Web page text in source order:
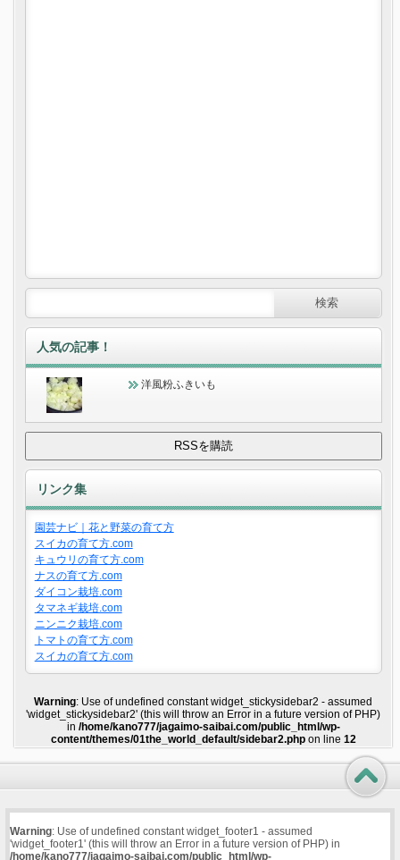
人気の記事！
洋風粉ふきいも
リンク集
園芸ナビ｜花と野菜の育て方
スイカの育て方.com
キュウリの育て方.com
ナスの育て方.com
ダイコン栽培.com
タマネギ栽培.com
ニンニク栽培.com
トマトの育て方.com
スイカの育て方.com
Warning: Use of undefined constant widget_stickysidebar2 - assumed
'widget_stickysidebar2' (this will throw an Error in a future version of PHP)
in /home/kano777/jagaimo-saibai.com/public_html/wp-
content/themes/01the_world_default/sidebar2.phpon line 12
Warning: Use of undefined constant widget_footer1 - assumed
'widget_footer1' (this will throw an Error in a future version of PHP) in
/home/kano777/jagaimo-saibai.com/public_html/wp-